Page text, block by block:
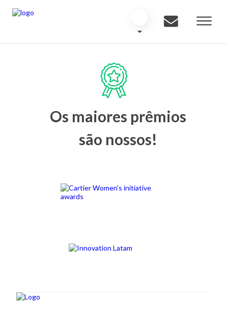
Os maiores prêmios
são nossos!